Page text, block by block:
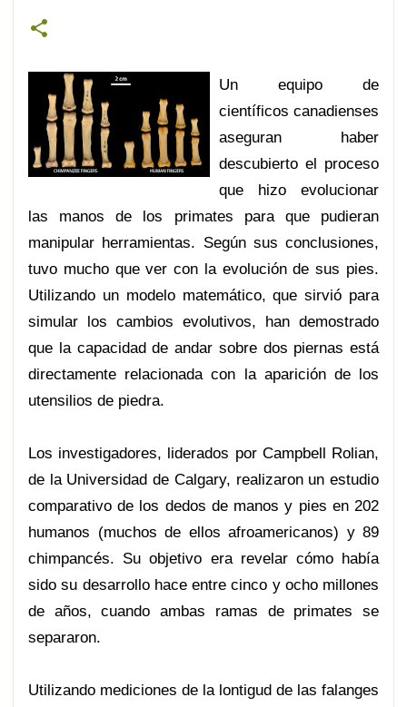
Un equipo de
científicos canadienses
aseguran haber
descubierto el proceso
que hizo evolucionar
las manos de los primates para que pudieran
manipular herramientas. Según sus conclusiones,
tuvo mucho que ver con la evolución de sus pies.
Utilizando un modelo matemático, que sirvió para
simular los cambios evolutivos, han demostrado
que la capacidad de andar sobre dos piernas está
directamente relacionada con la aparición de los
utensilios de piedra.
Los investigadores, liderados por Campbell Rolian,
de la Universidad de Calgary, realizaron un estudio
comparativo de los dedos de manos y pies en 202
humanos (muchos de ellos afroamericanos) y 89
chimpancés. Su objetivo era revelar cómo había
sido su desarrollo hace entre cinco y ocho millones
de años, cuando ambas ramas de primates se
separaron.
Utilizando mediciones de la lontigud de las falanges